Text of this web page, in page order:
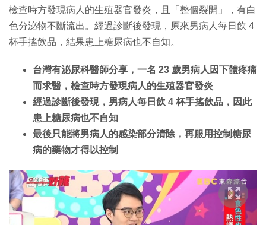
檢查時方發現病人的生殖器官發炎，且「整個裂開」，有白
色分泌物不斷流出。經過診斷後發現，原來男病人每日飲 4
杯手搖飲品，結果患上糖尿病也不自知。
台灣有泌尿科醫師分享，一名 23 歲男病人因下體疼痛
而求醫，檢查時方發現病人的生殖器官發炎
經過診斷後發現，男病人每日飲 4 杯手搖飲品，因此
患上糖尿病也不自知
最後只能將男病人的感染部分清除，再服用控制糖尿
病的藥物才得以控制